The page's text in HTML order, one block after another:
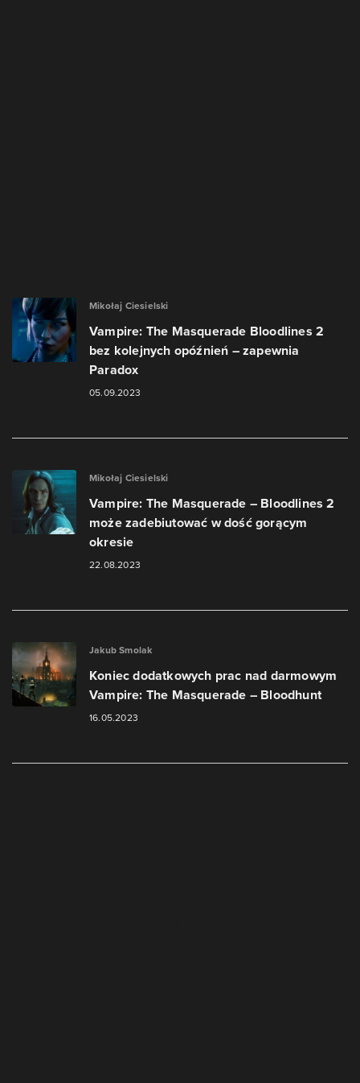
Mikołaj Ciesielski
Vampire: The Masquerade Bloodlines 2
bez kolejnych opóźnień – zapewnia
Paradox
05.09.2023
Mikołaj Ciesielski
Vampire: The Masquerade – Bloodlines 2
może zadebiutować w dość gorącym
okresie
22.08.2023
Jakub Smolak
Koniec dodatkowych prac nad darmowym
Vampire: The Masquerade – Bloodhunt
16.05.2023